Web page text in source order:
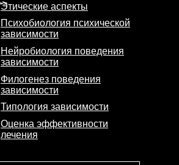
Этические аспекты
Психобиология психической
зависимости
Нейробиология поведения
зависимости
Филогенез поведения
зависимости
Типология зависимости
Оценка эффективности
лечения